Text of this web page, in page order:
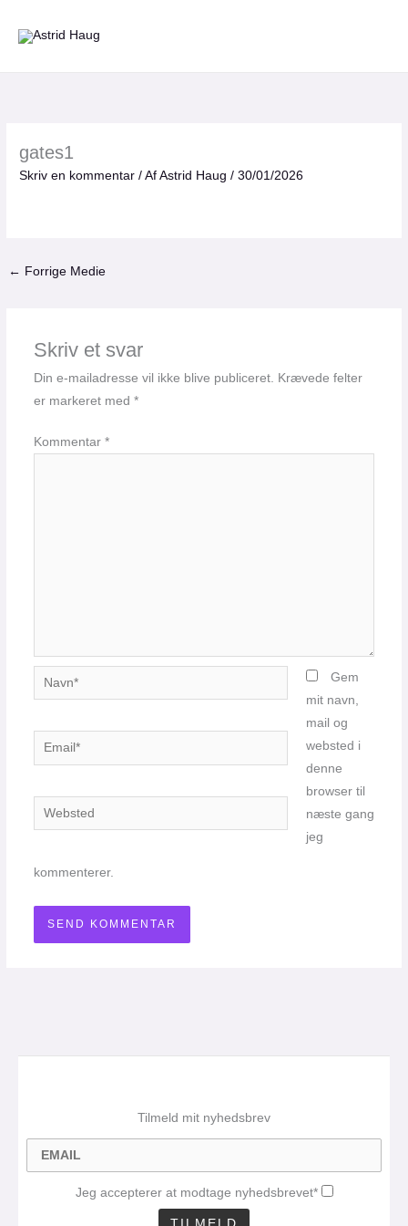
gates1
Skriv en kommentar / AfAstrid Haug/30/01/2026
← Forrige Medie
Skriv et svar
Din e-mailadresse vil ikke blive publiceret. Krævede felter
er markeret med *
Kommentar *
Navn*
Email*
Websted
Gem
mit navn,
mail og
websted i
denne
browser til
næste gang
jeg
kommenterer.
Tilmeld mit nyhedsbrev
Jeg accepterer at modtage nyhedsbrevet*